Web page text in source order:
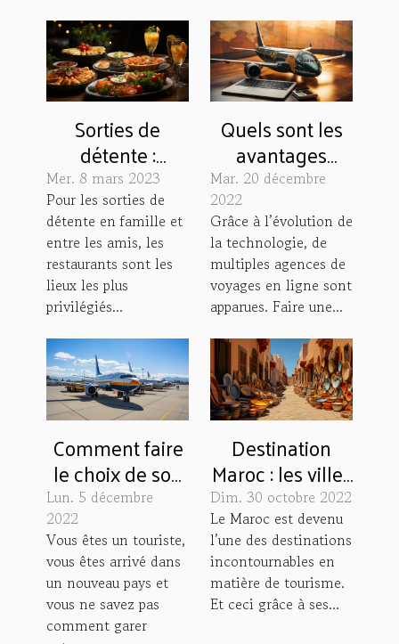
Sorties de
détente :
comment
choisir un
restaurant aux
cuisines fraîche
et délicieuse ?
Mer. 8 mars 2023
Pour les sorties de
détente en famille et
entre les amis, les
restaurants sont les
lieux les plus
privilégiés...
Quels sont les
avantages
d’une agence
de voyage en
ligne ?
Mar. 20 décembre
2022
Grâce à l’évolution de
la technologie, de
multiples agences de
voyages en ligne sont
apparues. Faire une...
Comment faire
le choix de son
parking à
l’aéroport ?
Lun. 5 décembre
2022
Vous êtes un touriste,
vous êtes arrivé dans
un nouveau pays et
vous ne savez pas
comment garer
Destination
Maroc : les villes
touristiques à
découvrir
Dim. 30 octobre 2022
Le Maroc est devenu
l’une des destinations
incontournables en
matière de tourisme.
Et ceci grâce à ses...